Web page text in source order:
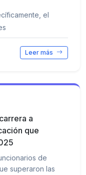
el
Leer más
a
que
de
superaron las